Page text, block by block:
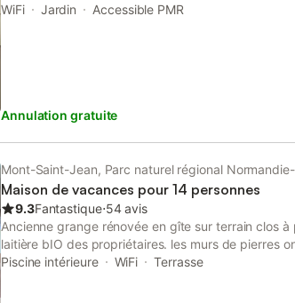
séjour paisible. Profitez du cadre verdoyant tout
WiFi Jardin Accessible PMR
Annulation gratuite
Mont-Saint-Jean, Parc naturel régional
Maison de vacances pour 14 personnes
9.3Fantastique⋅54 avis
Ancienne grange rénovée en gîte sur terrain clos
laitière bIO des propriétaires. les murs de pierres
et chanvre pour l'isolation et de badigeons de
Piscine intérieure WiFi Terrasse